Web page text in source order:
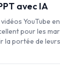
avec IA
YouTube
pour les
la portée de